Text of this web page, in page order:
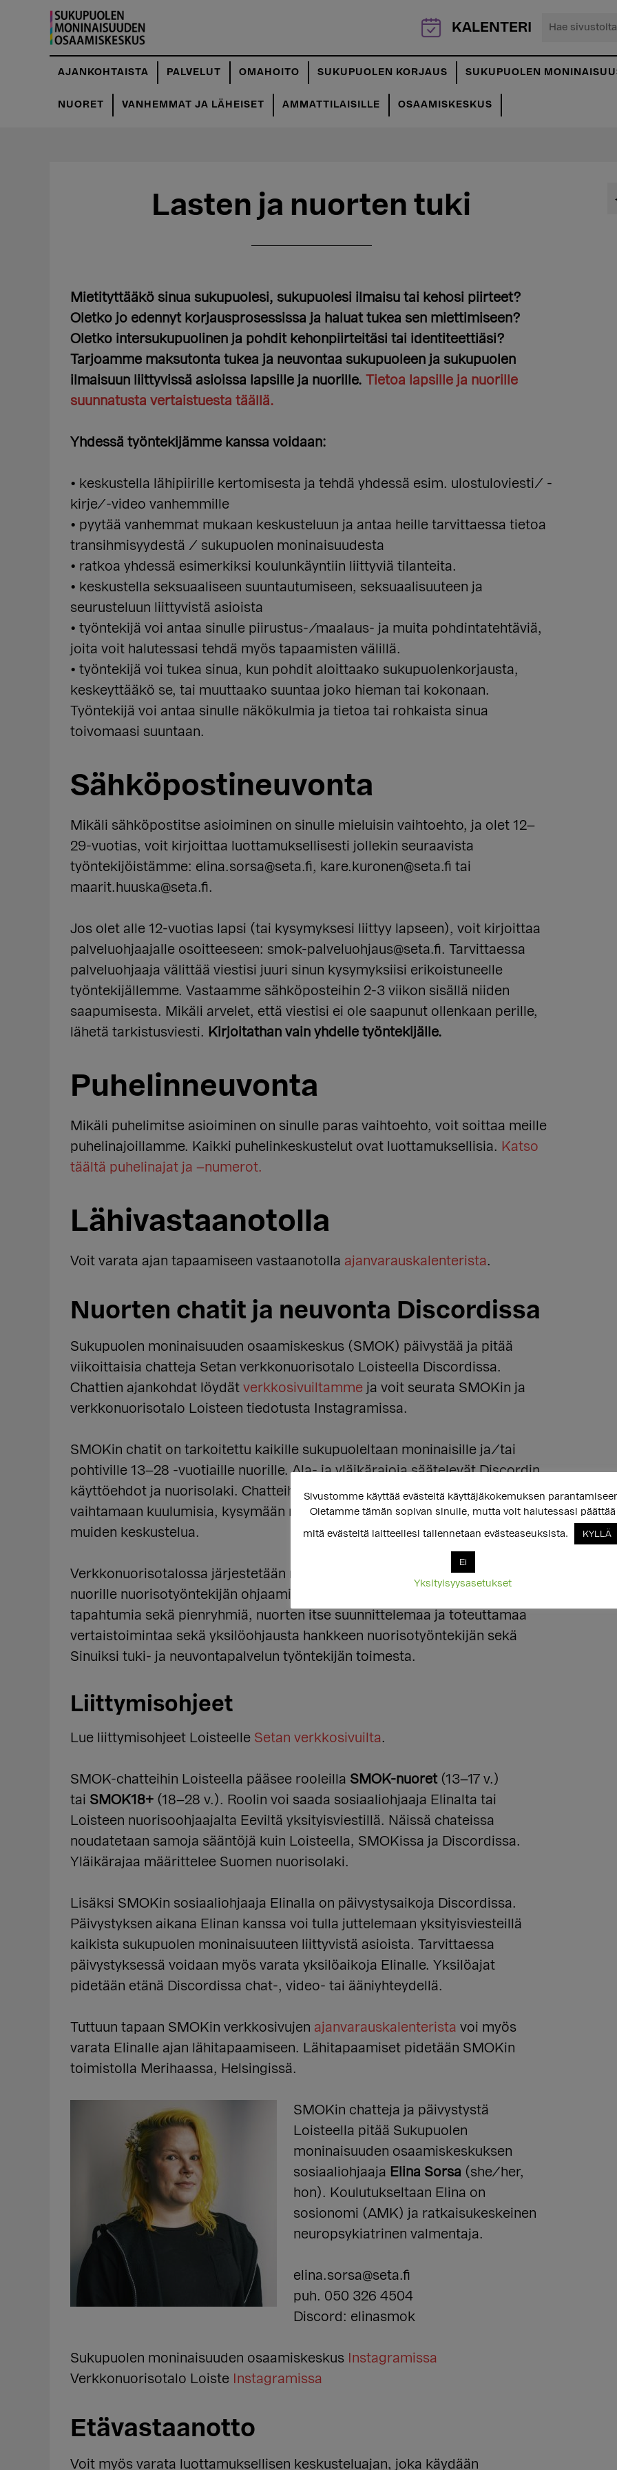
pääsisältöön
ensisijaiseen
sivupalkkiin
Hae
KALENTERI
AJANKOHTAISTA PALVELUT OMAHOITO SUKUPUOLEN KORJAUS SUKUPUOLEN
NUORET VANHEMMAT JA LÄHEISET AMMATTILAISILLE OSAAMISKESKUS
Lasten ja nuorten tuki
Mietityttääkö sinua sukupuolesi, sukupuolesi ilmaisu tai kehosi piirteet?
Oletko jo edennyt korjausprosessissa ja haluat tukea sen miettimiseen?
Oletko intersukupuolinen ja pohdit kehonpiirteitäsi tai identiteettiäsi?
Tarjoamme maksutonta tukea ja neuvontaa sukupuoleen ja sukupuolen
ilmaisuun liittyvissä asioissa lapsille ja nuorille. Tietoa lapsille ja nuorille
suunnatusta vertaistuesta täällä.
Yhdessä työntekijämme kanssa voidaan:
• keskustella lähipiirille kertomisesta ja tehdä yhdessä esim. ulostuloviesti/ -
kirje/-video vanhemmille
• pyytää vanhemmat mukaan keskusteluun ja antaa heille tarvittaessa tietoa
transihmisyydestä / sukupuolen moninaisuudesta
• ratkoa yhdessä esimerkiksi koulunkäyntiin liittyviä tilanteita.
• keskustella seksuaaliseen suuntautumiseen, seksuaalisuuteen ja
seurusteluun liittyvistä asioista
• työntekijä voi antaa sinulle piirustus-/maalaus- ja muita pohdintatehtäviä,
joita voit halutessasi tehdä myös tapaamisten välillä.
• työntekijä voi tukea sinua, kun pohdit aloittaako sukupuolenkorjausta,
keskeyttääkö se, tai muuttaako suuntaa joko hieman tai kokonaan.
Työntekijä voi antaa sinulle näkökulmia ja tietoa tai rohkaista sinua
toivomaasi suuntaan.
Sähköpostineuvonta
Mikäli sähköpostitse asioiminen on sinulle mieluisin vaihtoehto, ja olet 12–
29-vuotias, voit kirjoittaa luottamuksellisesti jollekin seuraavista
työntekijöistämme: elina.sorsa@seta.fi, kare.kuronen@seta.fi tai
maarit.huuska@seta.fi.
Jos olet alle 12-vuotias lapsi (tai kysymyksesi liittyy lapseen), voit kirjoittaa
palveluohjaajalle osoitteeseen: smok-palveluohjaus@seta.fi. Tarvittaessa
palveluohjaaja välittää viestisi juuri sinun kysymyksiisi erikoistuneelle
työntekijällemme. Vastaamme sähköposteihin 2-3 viikon sisällä niiden
saapumisesta. Mikäli arvelet, että viestisi ei ole saapunut ollenkaan perille,
lähetä tarkistusviesti. Kirjoitathan vain yhdelle työntekijälle.
Puhelinneuvonta
Mikäli puhelimitse asioiminen on sinulle paras vaihtoehto, voit soittaa meille
puhelinajoillamme. Kaikki puhelinkeskustelut ovat luottamuksellisia. Katso
täältä puhelinajat ja –numerot.
Lähivastaanotolla
Voit varata ajan tapaamiseen vastaanotolla ajanvarauskalenterista.
Nuorten chatit ja neuvonta Discordissa
Sukupuolen moninaisuuden osaamiskeskus (SMOK) päivystää ja pitää
viikoittaisia chatteja Setan verkkonuorisotalo Loisteella Discordissa.
Chattien ajankohdat löydät verkkosivuiltamme ja voit seurata SMOKin ja
verkkonuorisotalo Loisteen tiedotusta Instagramissa.
SMOKin chatit on tarkoitettu kaikille sukupuoleltaan moninaisille ja/tai
pohtiville 13–28 -vuotiaille nuorille. Ala- ja yläikärajoja säätelevät Discordin
käyttöehdot ja nuorisolaki. Chatteihin voi tulla tapaamaan muita nuoria,
vaihtamaan kuulumisia, kysymään mietityttäviä asioita tai seuraamaan
muiden keskustelua.
Verkkonuorisotalossa järjestetään myös aukioloaikojen puitteissa kaikille
nuorille nuorisotyöntekijän ohjaamia viikoittaisia chatteja, teemailtoja,
tapahtumia sekä pienryhmiä, nuorten itse suunnittelemaa ja toteuttamaa
vertaistoimintaa sekä yksilöohjausta hankkeen nuorisotyöntekijän sekä
Sinuiksi tuki- ja neuvontapalvelun työntekijän toimesta.
Liittymisohjeet
Lue liittymisohjeet Loisteelle Setan verkkosivuilta.
SMOK-chatteihin Loisteella pääsee rooleilla SMOK-nuoret(13–17 v.)
tai SMOK18+ (18–28 v.). Roolin voi saada sosiaaliohjaaja Elinalta tai
Loisteen nuorisoohjaajalta Eeviltä yksityisviestillä. Näissä chateissa
noudatetaan samoja sääntöjä kuin Loisteella, SMOKissa ja Discordissa.
Yläikärajaa määrittelee Suomen nuorisolaki.
Lisäksi SMOKin sosiaaliohjaaja Elinalla on päivystysaikoja Discordissa.
Päivystyksen aikana Elinan kanssa voi tulla juttelemaan yksityisviesteillä
kaikista sukupuolen moninaisuuteen liittyvistä asioista. Tarvittaessa
päivystyksessä voidaan myös varata yksilöaikoja Elinalle. Yksilöajat
pidetään etänä Discordissa chat-, video- tai ääniyhteydellä.
Tuttuun tapaan SMOKin verkkosivujen ajanvarauskalenterista voi myös
varata Elinalle ajan lähitapaamiseen. Lähitapaamiset pidetään SMOKin
toimistolla Merihaassa, Helsingissä.
SMOKin chatteja ja päivystystä
Loisteella pitää Sukupuolen
moninaisuuden osaamiskeskuksen
sosiaaliohjaaja Elina Sorsa (she/her,
hon). Koulutukseltaan Elina on
sosionomi (AMK) ja ratkaisukeskeinen
neuropsykiatrinen valmentaja.
elina.sorsa@seta.fi
puh. 050 326 4504
Discord: elinasmok
Sukupuolen moninaisuuden osaamiskeskus Instagramissa
Verkkonuorisotalo Loiste Instagramissa
Etävastaanotto
Voit myös varata luottamuksellisen keskusteluajan, joka käydään
Sivustomme käyttää evästeitä käyttäjäkokemuksen
Oletamme tämän sopivan sinulle, mutta voit halutessasi päättää
mitä evästeitä laitteellesi tallennetaan evästeaseuksista. KYLLÄ
Ei
Yksityisyysasetukset